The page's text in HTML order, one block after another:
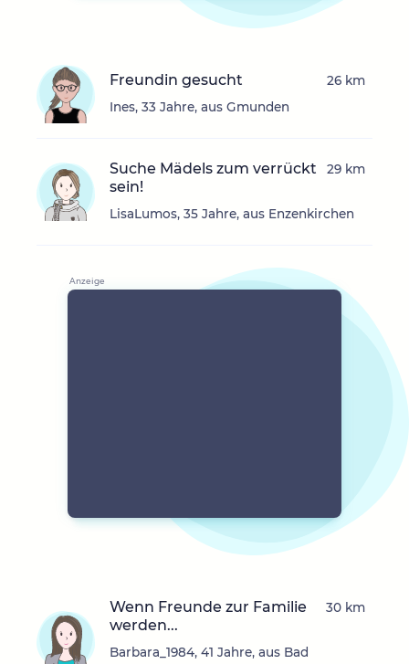
Freundin gesucht
Ines, 33 Jahre, aus Gmunden
26 km
Suche Mädels zum verrückt
sein!
LisaLumos, 35 Jahre, aus Enzenkirchen
29 km
Wenn Freunde zur Familie
werden...
Barbara_1984, 41 Jahre, aus Bad
30 km